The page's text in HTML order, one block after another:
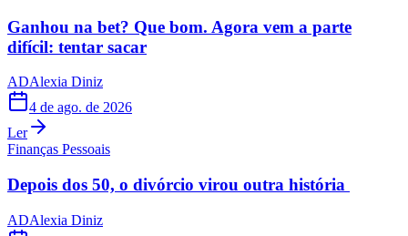
Ganhou na bet? Que bom. Agora vem a parte
difícil: tentar sacar
ADAlexia Diniz
4 de ago. de 2026
Ler
Finanças Pessoais
Depois dos 50, o divórcio virou outra história
ADAlexia Diniz